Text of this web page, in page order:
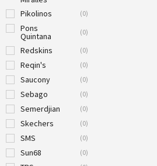
Pikolinos (0)
Pons
Quintana (0)
Redskins (0)
Reqin's (0)
Saucony (0)
Sebago (0)
Semerdjian (0)
Skechers (0)
SMS (0)
Sun68 (0)